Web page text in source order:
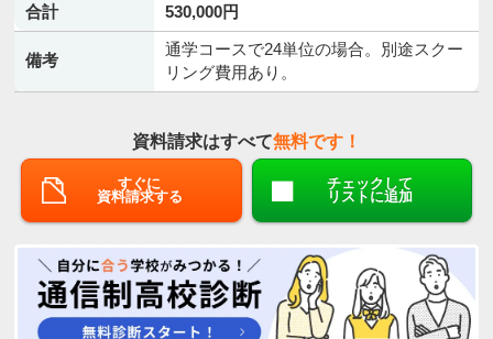
合計
530,000円
備考
通学コースで24単位の場合。別途スクー
リング費用あり。
資料請求はすべて無料です！
すぐに
資料請求する
チェックして
リストに追加